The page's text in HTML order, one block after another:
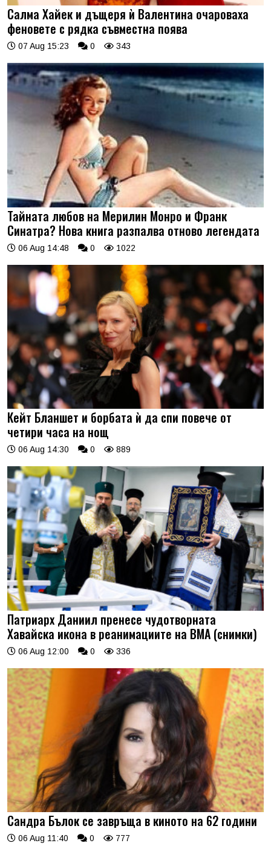
Салма Хайек и дъщеря ѝ Валентина очароваха
феновете с рядка съвместна поява
07 Aug 15:23 0 343
Тайната любов на Мерилин Монро и Франк
Синатра? Нова книга разпалва отново легендата
06 Aug 14:48 0 1022
Кейт Бланшет и борбата ѝ да спи повече от
четири часа на нощ
06 Aug 14:30 0 889
Патриарх Даниил пренесе чудотворната
Хавайска икона в реанимациите на ВМА (снимки)
06 Aug 12:00 0 336
Сандра Бълок се завръща в киното на 62 години
06 Aug 11:40 0 777